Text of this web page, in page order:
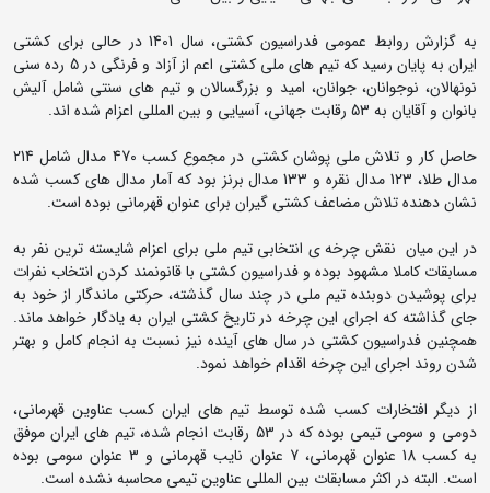
به گزارش روابط عمومی فدراسیون کشتی، سال 1401 در حالی برای کشتی
ایران به پایان رسید که تیم های ملی کشتی اعم از آزاد و فرنگی در 5 رده سنی
نونهالان، نوجوانان، جوانان، امید و بزرگسالان و تیم های سنتی شامل آلیش
بانوان و آقایان به 53 رقابت جهانی، آسیایی و بین المللی اعزام شده اند.
حاصل کار و تلاش ملی پوشان کشتی در مجموع کسب 470 مدال شامل 214
مدال طلا، 123 مدال نقره و 133 مدال برنز بود که آمار مدال های کسب شده
نشان دهنده تلاش مضاعف کشتی گیران برای عنوان قهرمانی بوده است.
در این میان نقش چرخه ی انتخابی تیم ملی برای اعزام شایسته ترین نفر به
مسابقات کاملا مشهود بوده و فدراسیون کشتی با قانونمند کردن انتخاب نفرات
برای پوشیدن دوبنده تیم ملی در چند سال گذشته،‌ حرکتی ماندگار از خود به
جای گذاشته که اجرای این چرخه در تاریخ کشتی ایران به یادگار خواهد ماند.
همچنین فدراسیون کشتی در سال های آینده نیز نسبت به انجام کامل و بهتر
شدن روند اجرای این چرخه اقدام خواهد نمود.
از دیگر افتخارات کسب شده توسط تیم های ایران کسب عناوین قهرمانی،
دومی و سومی تیمی بوده که در 53 رقابت انجام شده، تیم های ایران موفق
به کسب 18 عنوان قهرمانی، 7 عنوان نایب قهرمانی و 3 عنوان سومی بوده
است. البته در اکثر مسابقات بین المللی عناوین تیمی محاسبه نشده است.